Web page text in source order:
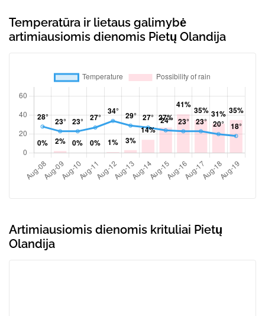
Temperatūra ir lietaus galimybė
artimiausiomis dienomis Pietų Olandija
Artimiausiomis dienomis krituliai Pietų
Olandija